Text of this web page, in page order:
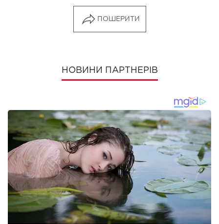
ПОШЕРИТИ
НОВИНИ ПАРТНЕРІВ